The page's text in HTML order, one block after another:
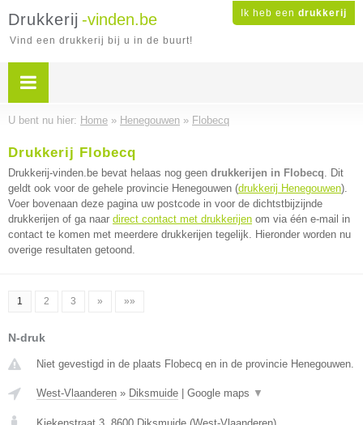
Ik heb een drukkerij
Drukkerij -vinden.be
Vind een drukkerij bij u in de buurt!
U bent nu hier: Home » Henegouwen » Flobecq
Drukkerij Flobecq
Drukkerij-vinden.be bevat helaas nog geen drukkerijen in Flobecq. Dit
geldt ook voor de gehele provincie Henegouwen (drukkerij Henegouwen).
Voer bovenaan deze pagina uw postcode in voor de dichtstbijzijnde
drukkerijen of ga naar direct contact met drukkerijen om via één e-mail in
contact te komen met meerdere drukkerijen tegelijk. Hieronder worden nu
overige resultaten getoond.
1 2 3 » »»
N-druk
Niet gevestigd in de plaats Flobecq en in de provincie Henegouwen.
West-Vlaanderen » Diksmuide Google maps ▼